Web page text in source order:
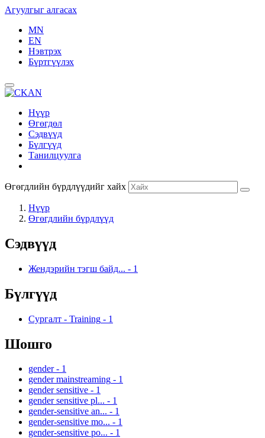
Агуулгыг алгасах
MN
EN
Нэвтрэх
Бүртгүүлэх
Нүүр
Өгөгдөл
Сэдвүүд
Бүлгүүд
Танилцуулга
Өгөгдлийн бүрдлүүдийг хайх
Нүүр
Өгөгдлийн бүрдлүүд
Сэдвүүд
Жендэрийн тэгш байд... - 1
Бүлгүүд
Сургалт - Training - 1
Шошго
gender - 1
gender mainstreaming - 1
gender sensitive - 1
gender sensitive pl... - 1
gender-sensitive an... - 1
gender-sensitive mo... - 1
gender-sensitive po... - 1